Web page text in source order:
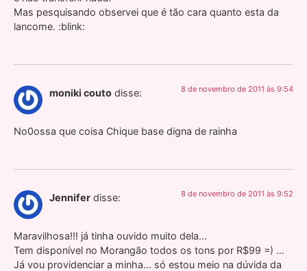
Mas pesquisando observei que é tão cara quanto esta da
lancome. :blink:
moniki couto disse: 8 de novembro de 2011 às 9:54
No0ossa que coisa Chique base digna de rainha
Jennifer disse: 8 de novembro de 2011 às 9:52
Maravilhosa!!! já tinha ouvido muito dela…
Tem disponível no Morangão todos os tons por R$99 =) …
Já vou providenciar a minha… só estou meio na dúvida da